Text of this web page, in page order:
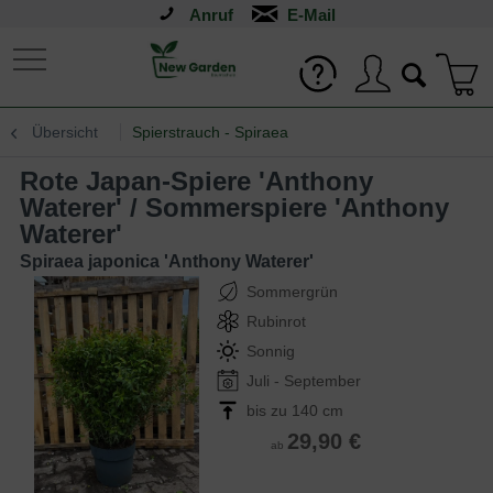
Anruf
Übersicht Spierstrauch - Spiraea
Rote Japan-Spiere 'Anthony
Waterer' / Sommerspiere 'Anthony
Waterer'
Spiraea japonica 'Anthony Waterer'
Sommergrün
Rubinrot
Sonnig
Juli - September
bis zu 140 cm
ab 29,90 €